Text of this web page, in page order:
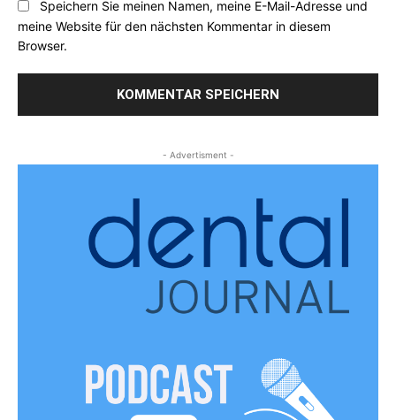
Speichern Sie meinen Namen, meine E-Mail-Adresse und
meine Website für den nächsten Kommentar in diesem
Browser.
- Advertisment -